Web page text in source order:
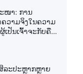
ງພຣະເຈົ້າ: ການ
403
ໜາ: ການ
ວາມຈິງໃນຄວາມ
ເປັນເຈົ້າຈະກັບຄືນ
ລະປະຫຼາກຫຼາຍ